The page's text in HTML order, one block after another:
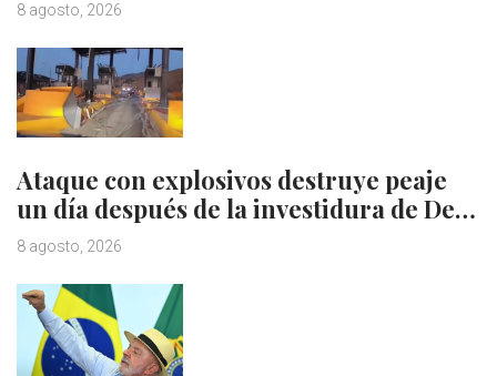
8 agosto, 2026
Ataque con explosivos destruye peaje
un día después de la investidura de De…
8 agosto, 2026